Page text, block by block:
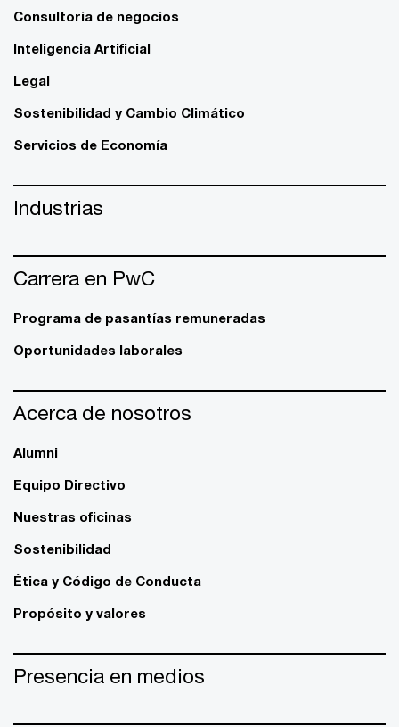
Consultoría de negocios
Inteligencia Artificial
Legal
Sostenibilidad y Cambio Climático
Servicios de Economía
Industrias
Carrera en PwC
Programa de pasantías remuneradas
Oportunidades laborales
Acerca de nosotros
Alumni
Equipo Directivo
Nuestras oficinas
Sostenibilidad
Ética y Código de Conducta
Propósito y valores
Presencia en medios